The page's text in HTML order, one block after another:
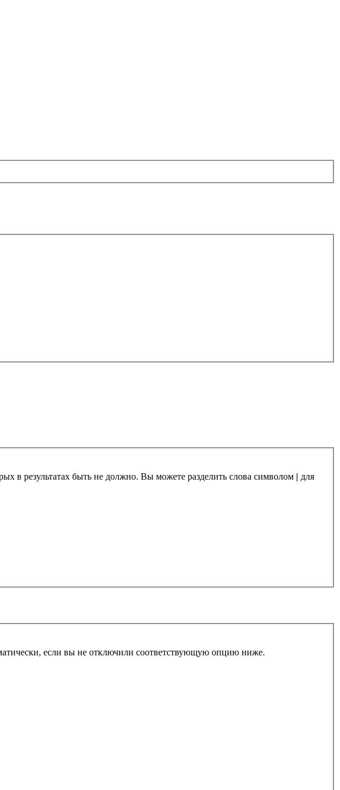
в результатах быть не должно. Вы можете разделить слова символом | для
если вы не отключили соответствующую опцию ниже.